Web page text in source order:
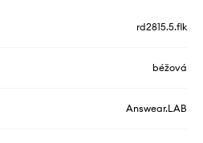
rd2815.5.flk
béžová
Answear.LAB